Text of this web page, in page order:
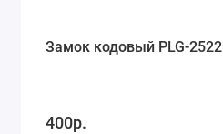
Замок кодовый PLG-2522
400р.